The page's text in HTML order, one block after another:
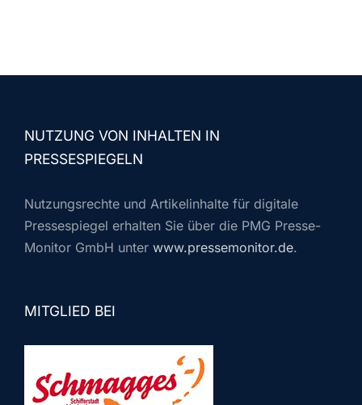
NUTZUNG VON INHALTEN IN
PRESSESPIEGELN
Nutzungsrechte und Artikelinhalte für digitale
Pressespiegel erhalten Sie über die PMG Presse-
Monitor GmbH unter www.pressemonitor.de.
MITGLIED BEI